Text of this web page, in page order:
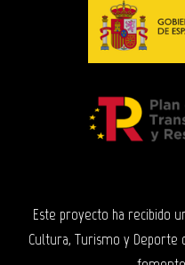
Este proyecto ha recibido
Cultura, Turismo y Deporte